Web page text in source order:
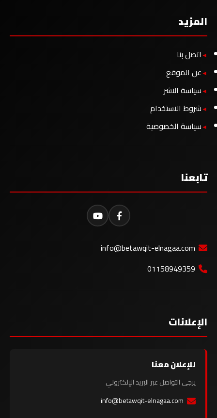
المزيد
اتصل بنا
عن الموقع
سياسة النشر
شروط الاستخدام
سياسة الخصوصية
تابعنا
info@betawqit-elnagaa.com
01158949359
الإعلانات
للإعلان معنا
يرجى التواصل عبر البريد الإلكتروني
info@betawqit-elnagaa.com